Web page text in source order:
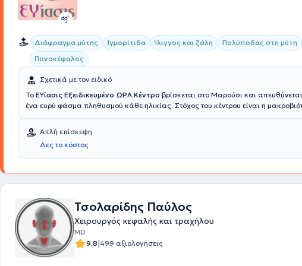
Διάφραγμα μύτης Ιγμορίτιδα Ίλιγγος και ζάλη
Πολύποδας στη μύτη
Πονοκέφαλος
Σχετικά με τον ειδικό
Το ΕΥίασις Εξειδικευμένο ΩΡΛ Κέντρο βρίσκεται στο Μαρούσι και
ένα ευρύ φάσμα πληθυσμού κάθε ηλικίας. Στόχος του κέντρου είναι η
πλήθος εξειδικευμένων υπηρεσιών και δίνεται λύση σε παθήσεις όπως
Ίλιγγος και ζάλη, Ρινίτιδα και Aλλεργική ρινίτιδα, διαταραχές φωνής,
Φαρυγγίτιδα. Παράλληλα, αντιμετωπίζονται όλα τα Ωτολογικά -
προβλήματα, όπως βαρηκοΐα, εμβοές και υπερακουσία. Επιστημονικός
Απλή επίσκεψη
Δες το κόστος
Τσολαρίδης Παύλος
Χειρουργός κεφαλής και τραχήλου
MD
9.8|499 αξιολογήσεις